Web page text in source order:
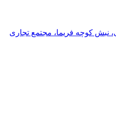
نبش کوچه فریما، مجتمع تجاری